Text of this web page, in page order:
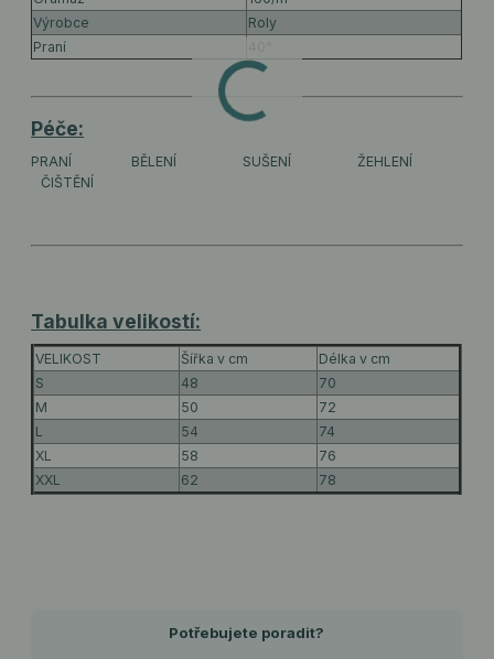
Výrobce
Roly
Praní
Péče:
PRANÍ BĚLENÍ SUŠENÍ
ŽEHLENÍ
ČIŠTĚNÍ
Tabulka velikostí:
VELIKOST Šířka v cm
Délka v cm
S
48
70
M
50
72
L
54
74
XL
58
76
XXL
62 78
Potřebujete poradit?